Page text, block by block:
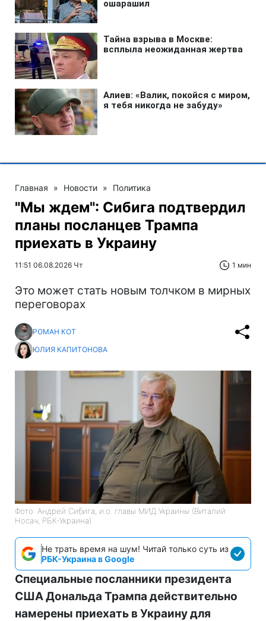
Главная » Новости » Политика
"Мы ждем": Сибига подтвердил
планы посланцев Трампа
приехать в Украину
11:51 06.08.2026 Чт 1 мин
Это может стать новым толчком в мирных
переговорах
РОМАН КОТ
ЮЛИЯ КАПИТОНОВА
Фото: Андрей Сибига, и.о. главы МИД Украины (Виталий
Носач, РБК-Украина)
Не трать время на шум! Читай только суть из
РБК-Украина в Google
Специальные посланники президента
США Дональда Трампа действительно
намерены приехать в Украину для